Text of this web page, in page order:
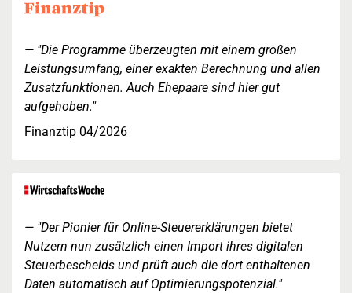
"Die Programme überzeugten mit einem großen
Leistungsumfang, einer exakten Berechnung und allen
Zusatzfunktionen. Auch Ehepaare sind hier gut
aufgehoben."
Finanztip 04/2026
"Der Pionier für Online-Steuererklärungen bietet
Nutzern nun zusätzlich einen Import ihres digitalen
Steuerbescheids und prüft auch die dort enthaltenen
Daten automatisch auf Optimierungspotenzial."